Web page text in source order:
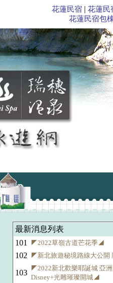
花蓮民宿 | 花蓮民
花蓮民宿包
最新消息列表
101
◤2022草嶺古道芒花季◢
102 ◤新北旅遊秘境路線大公開
103
◤2022新北歡樂耶誕城 亞
Disney+光雕璀璨開城◢